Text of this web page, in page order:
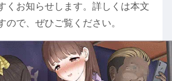
くお知らせします。詳しくは本文
ので、ぜひご覧ください。